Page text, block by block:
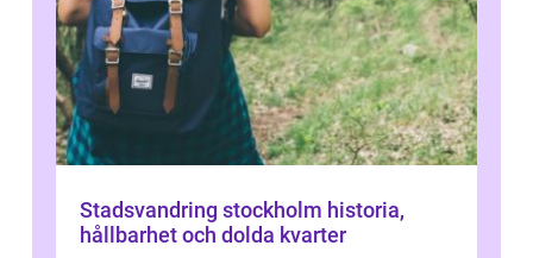
Stadsvandring stockholm historia,
hållbarhet och dolda kvarter